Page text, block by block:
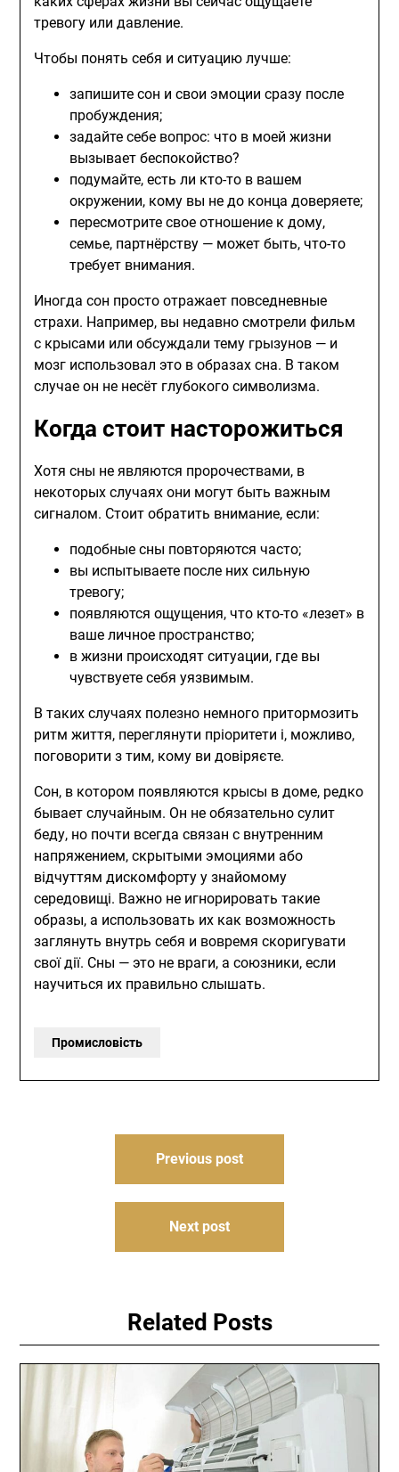
тревогу или давление.
Чтобы понять себя и ситуацию лучше:
запишите сон и свои эмоции сразу после
пробуждения;
задайте себе вопрос: что в моей жизни
вызывает беспокойство?
подумайте, есть ли кто-то в вашем
окружении, кому вы не до конца доверяете;
пересмотрите свое отношение к дому,
семье, партнёрству — может быть, что-то
требует внимания.
Иногда сон просто отражает повседневные
страхи. Например, вы недавно смотрели фильм
с крысами или обсуждали тему грызунов — и
мозг использовал это в образах сна. В таком
случае он не несёт глубокого символизма.
Когда стоит насторожиться
Хотя сны не являются пророчествами, в
некоторых случаях они могут быть важным
сигналом. Стоит обратить внимание, если:
подобные сны повторяются часто;
вы испытываете после них сильную
тревогу;
появляются ощущения, что кто-то «лезет» в
ваше личное пространство;
в жизни происходят ситуации, где вы
чувствуете себя уязвимым.
В таких случаях полезно немного притормозить
ритм життя, переглянути пріоритети і, можливо,
поговорити з тим, кому ви довіряєте.
Сон, в котором появляются крысы в доме, редко
бывает случайным. Он не обязательно сулит
беду, но почти всегда связан с внутренним
напряжением, скрытыми эмоциями або
відчуттям дискомфорту у знайомому
середовищі. Важно не игнорировать такие
образы, а использовать их как возможность
заглянуть внутрь себя и вовремя скоригувати
свої дії. Сны — это не враги, а союзники, если
научиться их правильно слышать.
Промисловість
Навігація
Previous post
Next post
Related Posts